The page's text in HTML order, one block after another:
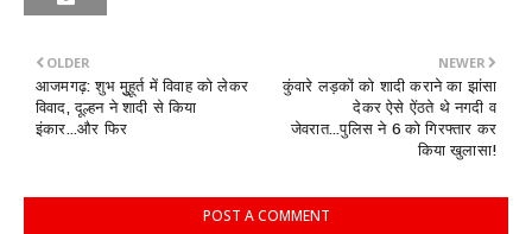
NEWER
कुंवारे लड़कों को शादी कराने का झांसा
देकर ऐसे ऐंठते थे नगदी व
जेवरात...पुलिस ने 6 को गिरफ्तार कर
किया खुलासा!
OLDER
आजमगढ़: शुभ मुुहूर्त में विवाह को लेकर
विवाद, दूल्हन ने शादी से किया
इंकार...और फिर
POST A COMMENT